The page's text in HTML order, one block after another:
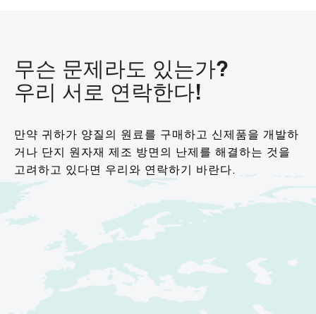
무슨 문제라도 있는가?
우리 서로 연락한다!
만약 귀하가 양질의 원료를 구매하고 신제품을 개발하
거나 단지 원자재 제조 방면의 난제를 해결하는 것을
고려하고 있다면 우리와 연락하기 바란다.